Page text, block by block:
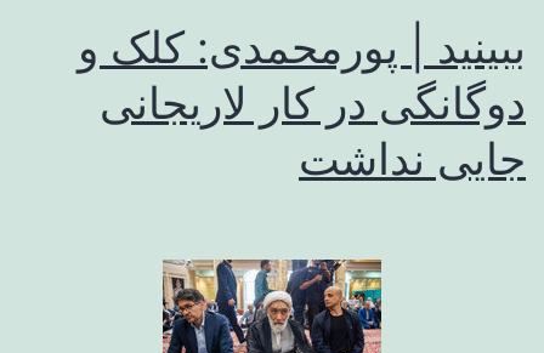
هر
زمان
آغاز
شود
ببینید | پورمحمدی: کلک و
دوگانگی در کار لاریجانی
جایی نداشت